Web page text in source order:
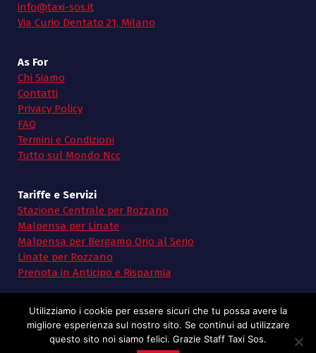
info@taxi-sos.it
Via Curio Dentato 21, Milano
As For
Chi Siamo
Contatti
Privacy Policy
FAQ
Termini e Condizioni
Tutto sul Mondo Ncc
Tariffe e Servizi
Stazione Centrale per Rozzano
Malpensa per Linate
Malpensa per Bergamo Orio al Serio
Linate per Rozzano
Prenota in Anticipo e Risparmia
Utilizziamo i cookie per essere sicuri che tu possa avere la
migliore esperienza sul nostro sito. Se continui ad utilizzare
questo sito noi siamo felici. Grazie Staff Taxi Sos.